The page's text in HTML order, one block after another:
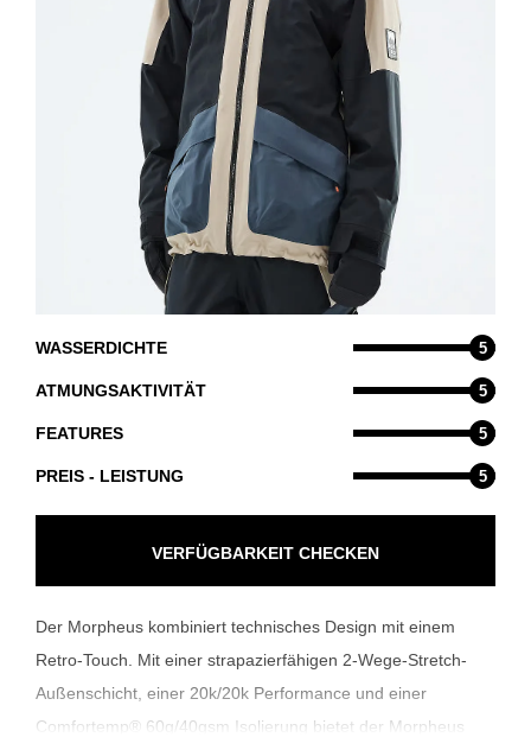
WASSERDICHTE 5
ATMUNGSAKTIVITÄT 5
FEATURES 5
PREIS - LEISTUNG 5
VERFÜGBARKEIT CHECKEN
Der Morpheus kombiniert technisches Design mit einem
Retro-Touch. Mit einer strapazierfähigen 2-Wege-Stretch-
Außenschicht, einer 20k/20k Performance und einer
Comfortemp® 60g/40gsm Isolierung bietet der Morpheus